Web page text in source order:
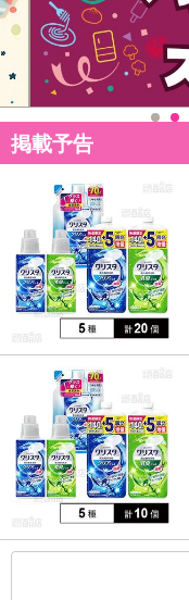
掲載予告